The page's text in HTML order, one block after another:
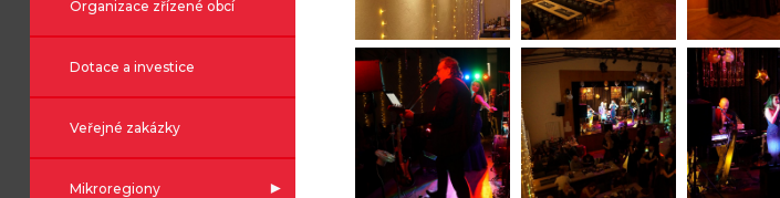
Organizace zřízené obcí
Dotace a investice
Veřejné zakázky
Mikroregiony